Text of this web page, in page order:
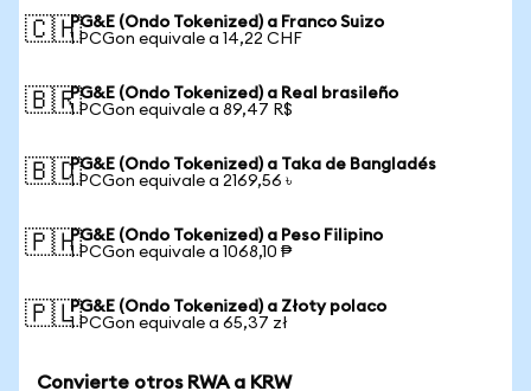
🇨🇭PG&E (Ondo Tokenized) a Franco Suizo
1 PCGon equivale a 14,22 CHF
🇧🇷PG&E (Ondo Tokenized) a Real brasileño
1 PCGon equivale a 89,47 R$
🇧🇩PG&E (Ondo Tokenized) a Taka de Bangladés
1 PCGon equivale a 2169,56 ৳
🇵🇭PG&E (Ondo Tokenized) a Peso Filipino
1 PCGon equivale a 1068,10 ₱
🇵🇱PG&E (Ondo Tokenized) a Złoty polaco
1 PCGon equivale a 65,37 zł
Convierte otros RWA a KRW